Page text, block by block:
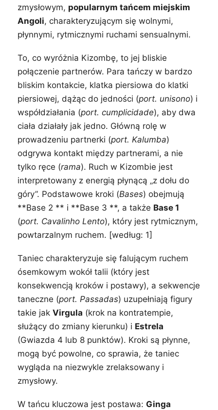
zmysłowym, popularnym tańcem miejskim
Angoli, charakteryzującym się wolnymi,
płynnymi, rytmicznymi ruchami sensualnymi.
To, co wyróżnia Kizombę, to jej bliskie
połączenie partnerów. Para tańczy w bardzo
bliskim kontakcie, klatka piersiowa do klatki
piersiowej, dążąc do jedności (port. unisono) i
współdziałania (port. cumplicidade), aby dwa
ciała działały jak jedno. Główną rolę w
prowadzeniu partnerki (port. Kalumba)
odgrywa kontakt między partnerami, a nie
tylko ręce (rama). Ruch w Kizombie jest
interpretowany z energią płynącą „z dołu do
góry”. Podstawowe kroki (Bases) obejmują
**Base 2 ** i **Base 3 **, a także Base 1
(port. Cavalinho Lento), który jest rytmicznym,
powtarzalnym ruchem. [według: 1]
Taniec charakteryzuje się falującym ruchem
ósemkowym wokół talii (który jest
konsekwencją kroków i postawy), a sekwencje
taneczne (port. Passadas) uzupełniają figury
takie jakVirgula (krok na kontratempie,
służący do zmiany kierunku) i Estrela
(Gwiazda 4 lub 8 punktów). Kroki są płynne,
mogą być powolne, co sprawia, że taniec
wygląda na niezwykle zrelaksowany i
zmysłowy.
W tańcu kluczowa jest postawa: Ginga